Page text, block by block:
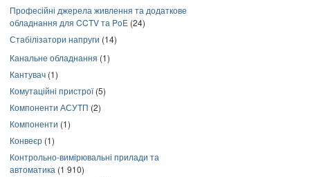
Професійні джерела живлення та додаткове
обладнання для CCTV та PoE (24)
Стабілізатори напруги (14)
Канальне обладнання (1)
Кантувач (1)
Комутаційні пристрої(5)
Компоненти АСУТП (2)
Компоненти (1)
Конвеєр (1)
Контрольно-вимірювальні прилади та
автоматика (1 910)